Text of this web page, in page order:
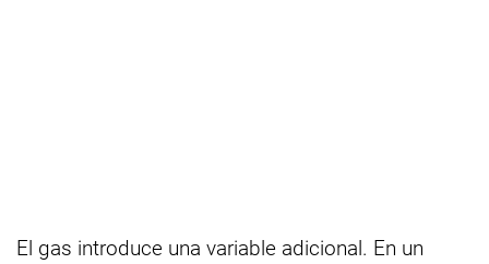
El gas introduce una variable adicional. En un